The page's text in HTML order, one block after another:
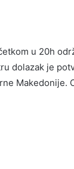
u 20h
dolazak je
Makedonije.